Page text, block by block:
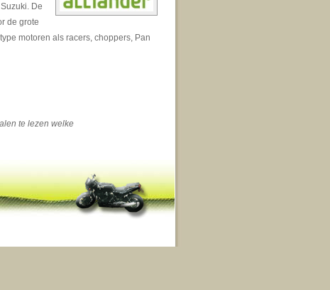
De
de grote
motoren als racers, choppers, Pan
te lezen welke